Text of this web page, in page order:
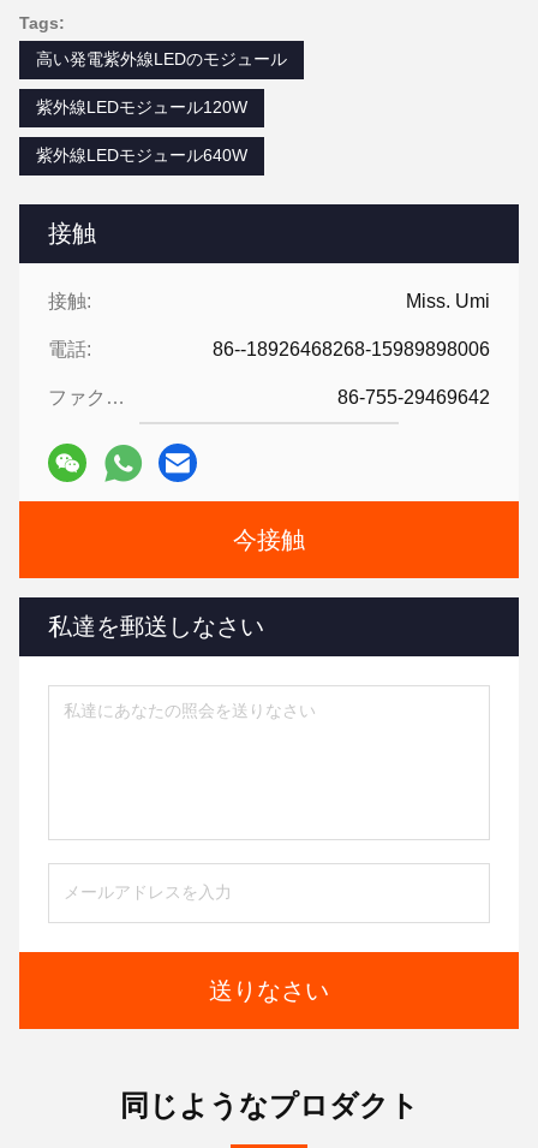
接触
接触: Miss. Umi
電話: 86--18926468268-15989898006
ファクシミリ: 86-755-29469642
今接触
私達を郵送しなさい
送りなさい
Tags:
高い発電紫外線LEDのモジュール
紫外線LEDモジュール120W
紫外線LEDモジュール640W
同じようなプロダクト